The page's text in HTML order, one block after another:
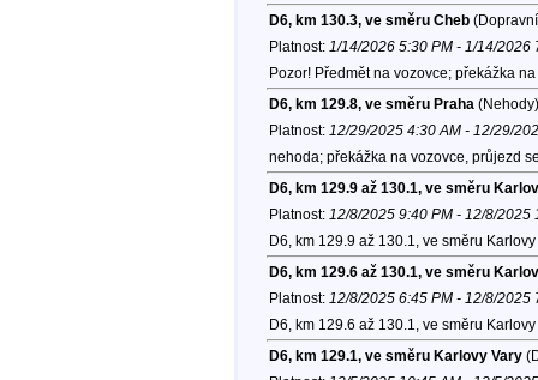
D6, km 130.3, ve směru Cheb
Platnost: 1/14/2026 5:30 PM - 1/14/2026
Pozor! Předmět na vozovce; překážka
D6, km 129.8, ve směru Praha (Nehody)
Platnost: 12/29/2025 4:30 AM - 12/29/
nehoda; překážka na vozovce, průjezd
D6, km 129.9 až 130.1, ve směru
Platnost: 12/8/2025 9:40 PM - 12/8/2025
D6, km 129.9 až 130.1, ve směru
D6, km 129.6 až 130.1, ve směru
Platnost: 12/8/2025 6:45 PM - 12/8/2025
D6, km 129.6 až 130.1, ve směru
D6, km 129.1, ve směru Karlovy Vary